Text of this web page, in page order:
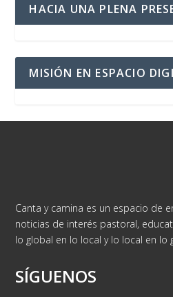
HACIA UNA PLENA
MISIÓN EN ESPACIO
Canta y camina es un espacio de
noticias de interés pastoral,
lo global en lo local y lo local en lo
SÍGUENOS